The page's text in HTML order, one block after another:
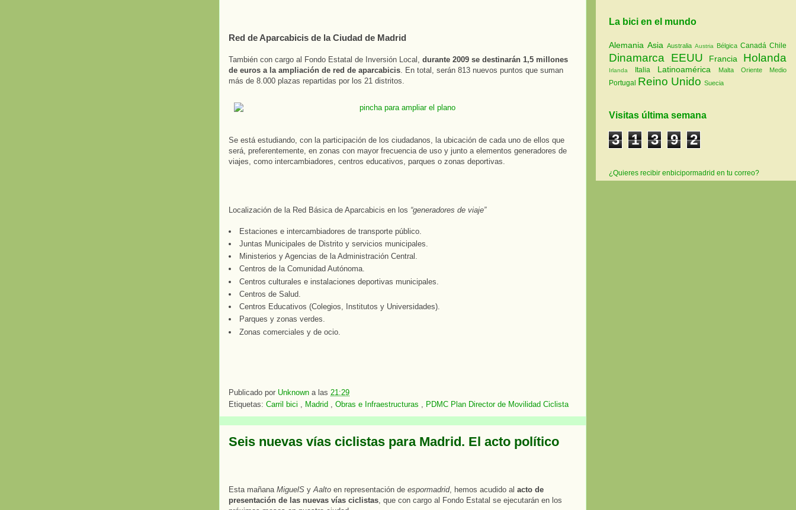
Red de Aparcabicis de la Ciudad de Madrid
También con cargo al Fondo Estatal de Inversión Local, durante 2009 se destinarán 1,5 millones
de euros a la ampliación de red de aparcabicis . En total, serán 813 nuevos puntos que suman
más de 8.000 plazas repartidas por los 21 distritos.
Se está estudiando, con la participación de los ciudadanos, la ubicación de cada uno de ellos que
será, preferentemente, en zonas con mayor frecuencia de uso y junto a elementos generadores de
viajes, como intercambiadores, centros educativos, parques o zonas deportivas.
Localización de la Red Básica de Aparcabicis en los “generadores de viaje”
Estaciones e intercambiadores de transporte público.
Juntas Municipales de Distrito y servicios municipales.
Ministerios y Agencias de la Administración Central.
Centros de la Comunidad Autónoma.
Centros culturales e instalaciones deportivas municipales.
Centros de Salud.
Centros Educativos (Colegios, Institutos y Universidades).
Parques y zonas verdes.
Zonas comerciales y de ocio.
Publicado por Unknown a las 21:29
Etiquetas: Carril bici , Madrid , Obras e Infraestructuras , PDMC Plan Director de Movilidad Ciclista
Seis nuevas vías ciclistas para Madrid. El acto político
Esta mañana MiguelS yAalto en representación de espormadrid, hemos acudido al acto de
presentación de las nuevas vías ciclistas, que con cargo al Fondo Estatal se ejecutarán en los
La bici en el mundo
Alemania Asia Australia Austria Bélgica Canadá Chile
Dinamarca EEUU Francia Holanda
Irlanda Italia Latinoamérica Malta Oriente Medio
Portugal Reino Unido Suecia
Visitas última semana
3 1 3 9 2
¿Quieres recibir enbicipormadrid en tu correo?